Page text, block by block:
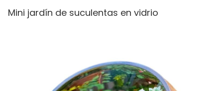
Mini jardín de suculentas en vidrio